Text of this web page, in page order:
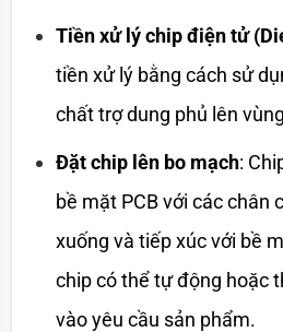
Tiền xử lý chip điện tử
tiền xử lý bằng cách sử
chất trợ dung phủ lên
Đặt chip lên bo mạch:
bề mặt PCB với các chân
xuống và tiếp xúc với bề
chip có thể tự động hoặc
vào yêu cầu sản phẩm.